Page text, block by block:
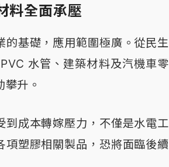
料全面承壓
基礎，應用範圍極廣。從民生
水管、建築材料及汽機車零
升。
成本轉嫁壓力，不僅是水電工
塑膠相關製品，恐將面臨後續